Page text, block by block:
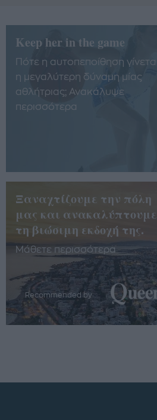
Keep her in the game
Πότε η αυτοπεποίθηση γίνεται
η μεγαλύτερη δύναμη μίας
αθλήτριας; Ανακάλυψε
περισσότερα
Ξαναχτίζουμε την πόλη
μας και ανακαλύπτουμε
τη βιώσιμη εκδοχή της.
Μάθετε περισσότερα
Recommended by